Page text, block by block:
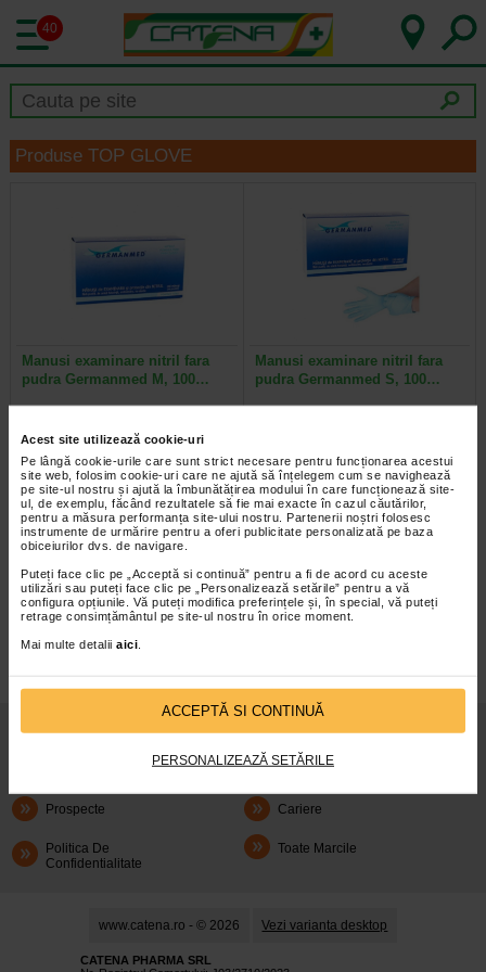
Acest site utilizează cookie-uri
Pe lângă cookie-urile care sunt strict necesare pentru funcționarea acestui
site web, folosim cookie-uri care ne ajută să înțelegem cum se navighează
pe site-ul nostru și ajută la îmbunătățirea modului în care funcționează site-
ul, de exemplu, făcând rezultatele să fie mai exacte în cazul căutărilor,
pentru a măsura performanța site-ului nostru. Partenerii noștri folosesc
instrumente de urmărire pentru a oferi publicitate personalizată pe baza
obiceiurilor dvs. de navigare.
Puteți face clic pe „Acceptă si continuă” pentru a fi de acord cu aceste
utilizări sau puteți face clic pe „Personalizează setările” pentru a vă
configura opțiunile. Vă puteți modifica preferințele și, în special, vă puteți
retrage consimțământul pe site-ul nostru în orice moment.
Mai multe detalii aici
ACCEPTĂ SI CONTINUĂ
PERSONALIZEAZĂ SETĂRILE
40
Produse TOP GLOVE
Manusi examinare nitril fara
pudra Germanmed M, 100…
nepudrate. Asigura protectie si
dexteritate in folosire…
Manusi examinare nitril fara
pudra Germanmed S, 100…
examinare nesterile nepudrate…
infoline@catena.ro CallCenter
Despre Noi Oferte
Cum Rezerv
Prospecte Cariere
Politica De
Confidentialitate
Toate Marcile
www.catena.ro - © 2026 Vezi varianta desktop
CATENA PHARMA SRL